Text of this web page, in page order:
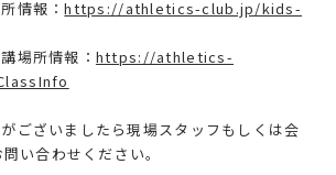
情報：https://athletics-club.jp/kids-
場所情報： https://athletics-
ございましたら現場スタッフもしくは会
い合わせください。